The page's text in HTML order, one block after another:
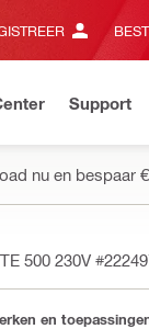
Support
nu en bespaar
500 230V
en